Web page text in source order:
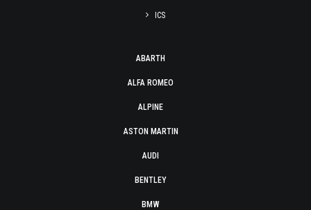
ICS
ABARTH
ALFA ROMEO
ALPINE
ASTON MARTIN
AUDI
BENTLEY
BMW